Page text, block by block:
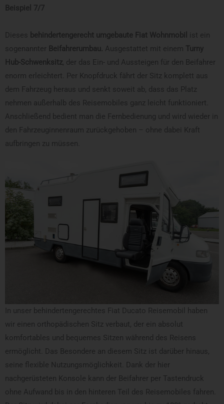
Beispiel 7/7
Dieses behindertengerecht umgebaute Fiat Wohnmobil
ist ein
sogenannter Beifahrerumbau. Ausgestattet mit einem Turny
Hub-Schwenksitz, der das Ein- und Aussteigen für den Beifahrer
enorm erleichtert. Per Knopfdruck fährt der Sitz komplett aus
dem Fahrzeug heraus und senkt soweit ab, dass das Platz
nehmen außerhalb des Reisemobiles ganz leicht funktioniert.
Anschließend bedient man die Fernbedienung und wird wieder in
den Fahrzeuginnenraum zurückgehoben – ohne dabei Kraft
aufbringen zu müssen.
In unser behindertengerechtes Fiat Ducato Reisemobil haben
wir einen orthopädischen Sitz verbaut, der ein absolut
komfortables und bequemes Sitzen während des Reisens
ermöglicht. Das Besondere an diesem Sitz ist darüber hinaus,
seine flexible Nutzungsmöglichkeit. Dank der hier
nachgerüsteten Konsole kann der Beifahrer per Tastendruck
ohne Aufwand bis in den hinteren Teil des Reisemobiles fahren.